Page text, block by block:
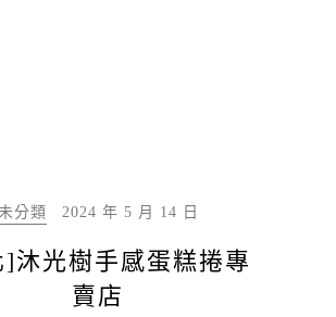
未分類 2024 年 5 月 14 日
沐光樹手感蛋糕捲專
賣店